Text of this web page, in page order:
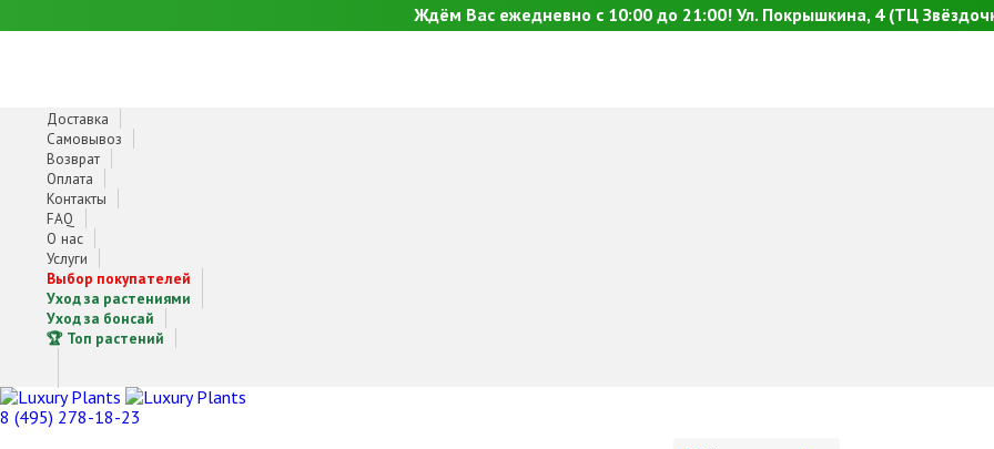
Ждём Вас ежедневно с 10:00 до 21:00! Ул. Покрышкина, 4 (ТЦ
Доставка
Самовывоз
Возврат
Оплата
Контакты
FAQ
О нас
Услуги
Выбор покупателей
Уход за растениями
Уход за бонсай
🏆 Топ растений
8 (495) 278-18-23